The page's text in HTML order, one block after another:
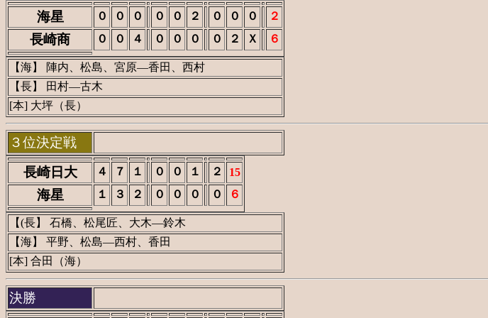
海星 ０ ０ ０ ０ ０ ２ ０ ０ ０ ２
長崎商 ０ ０ ４ ０ ０ ０ ０ ２ Ｘ ６
【海】 陣内、松島、宮原―香田、西村
【長】 田村―古木
[本] 大坪（長）
３位決定戦
長崎日大
４ ７ １ ０ ０ １ ２ 15
海星 １ ３ ２ ０ ０ ０ ０ ６
【(長】 石橋、松尾匠、大木―鈴木
【海】 平野、松島―西村、香田
[本] 合田（海）
決勝